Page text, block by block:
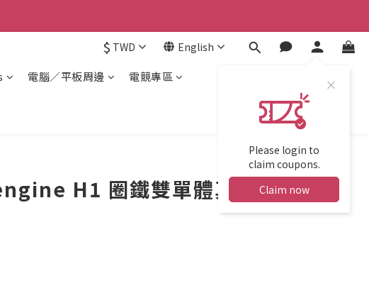
$ TWD English
Please login to
claim coupons.
Claim now
電腦／平板周邊
電競專區
H1 圈鐵雙單體真無線